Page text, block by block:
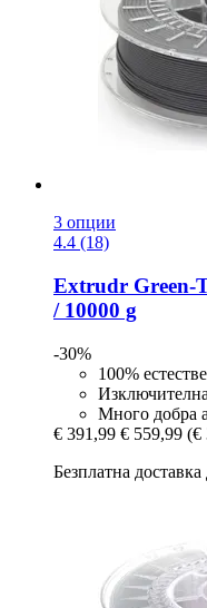
3 опции
4.4 (18)
Extrudr Green-​
/ 10000 g
-30%
100%
Много добра
€ 391,99 € 559,99 (€
Безплатна